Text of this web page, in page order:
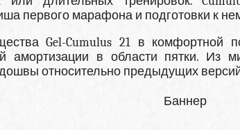
первого марафона и подготовки к
Gel-Cumulus 21 в комфортной
амортизации в области пятки. Из
относительно предыдущих версий
Баннер